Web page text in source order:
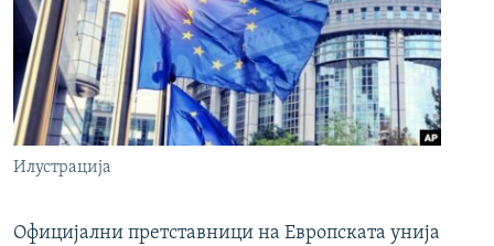
РСЕ веб страници
Илустрација
Официјални претставници на Европската унија